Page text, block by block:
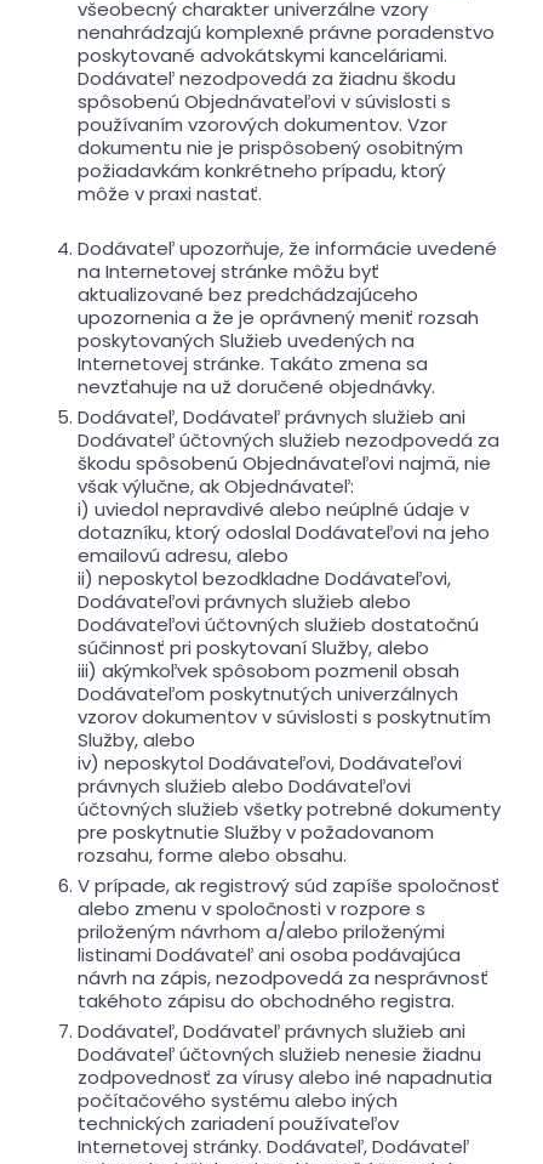
všeobecný charakter univerzálne vzory
nenahrádzajú komplexné právne poradenstvo
poskytované advokátskymi kanceláriami.
Dodávateľ nezodpovedá za žiadnu škodu
spôsobenú Objednávateľovi v súvislosti s
používaním vzorových dokumentov. Vzor
dokumentu nie je prispôsobený osobitným
požiadavkám konkrétneho prípadu, ktorý
môže v praxi nastať.
Dodávateľ upozorňuje, že informácie uvedené
na Internetovej stránke môžu byť
aktualizované bez predchádzajúceho
upozornenia a že je oprávnený meniť rozsah
poskytovaných Služieb uvedených na
Internetovej stránke. Takáto zmena sa
nevzťahuje na už doručené objednávky.
Dodávateľ, Dodávateľ právnych služieb ani
Dodávateľ účtovných služieb nezodpovedá za
škodu spôsobenú Objednávateľovi najmä, nie
však výlučne, ak Objednávateľ:
i) uviedol nepravdivé alebo neúplné údaje v
dotazníku, ktorý odoslal Dodávateľovi na jeho
emailovú adresu, alebo
ii) neposkytol bezodkladne Dodávateľovi,
Dodávateľovi právnych služieb alebo
Dodávateľovi účtovných služieb dostatočnú
súčinnosť pri poskytovaní Služby, alebo
iii) akýmkoľvek spôsobom pozmenil obsah
Dodávateľom poskytnutých univerzálnych
vzorov dokumentov v súvislosti s poskytnutím
Služby, alebo
iv) neposkytol Dodávateľovi, Dodávateľovi
právnych služieb alebo Dodávateľovi
účtovných služieb všetky potrebné dokumenty
pre poskytnutie Služby v požadovanom
rozsahu, forme alebo obsahu.
V prípade, ak registrový súd zapíše spoločnosť
alebo zmenu v spoločnosti v rozpore s
priloženým návrhom a/alebo priloženými
listinami Dodávateľ ani osoba podávajúca
návrh na zápis, nezodpovedá za nesprávnosť
takéhoto zápisu do obchodného registra.
Dodávateľ, Dodávateľ právnych služieb ani
Dodávateľ účtovných služieb nenesie žiadnu
zodpovednosť za vírusy alebo iné napadnutia
počítačového systému alebo iných
technických zariadení používateľov
Internetovej stránky. Dodávateľ, Dodávateľ